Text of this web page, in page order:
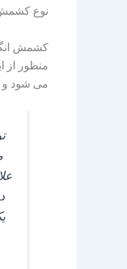
نوع
کشمش
منظور از
می‌ شود و